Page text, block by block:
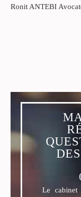
Ronit ANTEBI
Le